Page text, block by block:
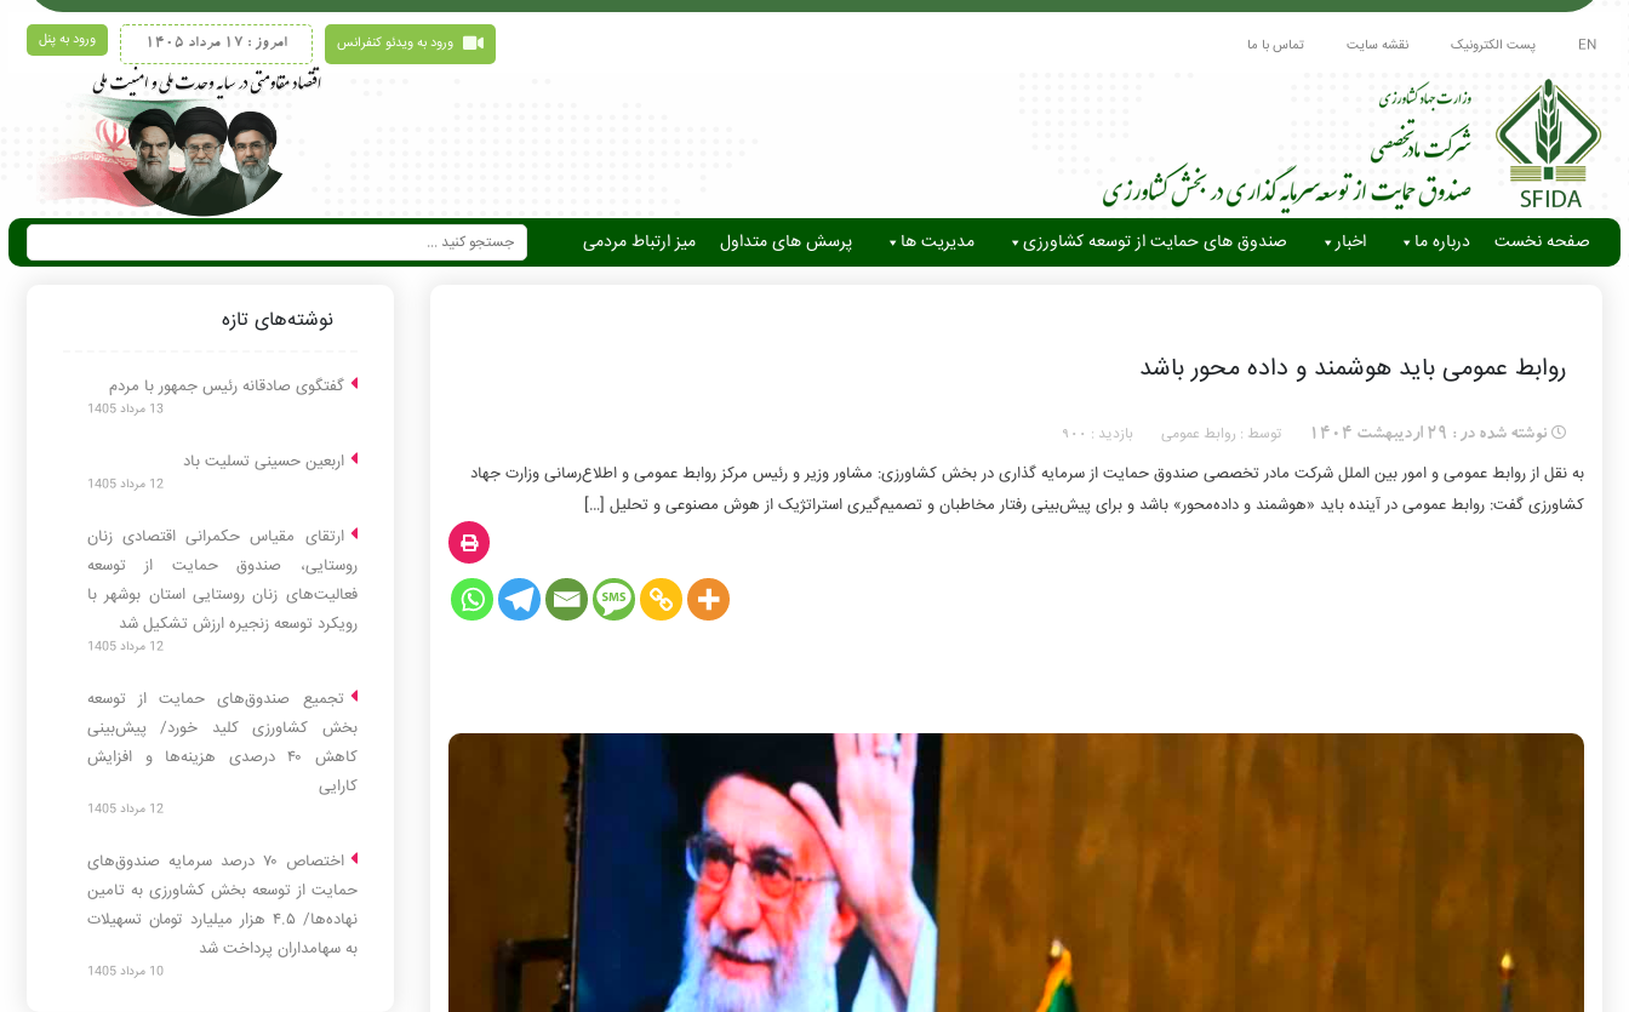
EN پست الکترونیک نقشه سایت تماس با ما ورود به پنل امروز : 17 مرداد 1405 ورود به ویدئو کنفرانس
صفحه نخست درباره ما اخبار صندوق های حمایت از توسعه کشاورزی مدیریت ها پرسش های متداول میز ارتباط مردمی
روابط عمومی باید هوشمند و داده محور باشد
نوشته شده در : 29 اردیبهشت 1404 توسط : روابط عمومی بازدید : 900
به نقل از روابط عمومی و امور بین الملل شرکت مادر تخصصی صندوق حمایت از سرمایه گذاری در بخش کشاورزی: مشاور وزیر و رئیس مرکز روابط عمومی و اطلاع‌رسانی وزارت جهاد
کشاورزی گفت: روابط عمومی در آینده باید «هوشمند و داده‌محور» باشد و برای پیش‌بینی رفتار مخاطبان و تصمیم‌گیری استراتژیک از هوش مصنوعی و تحلیل […]
نوشته‌های تازه
گفتگوی صادقانه رئیس جمهور با مردم
13 مرداد 1405
اربعین حسینی تسلیت باد
12 مرداد 1405
ارتقای مقیاس حکمرانی اقتصادی زنان
روستایی، صندوق حمایت از توسعه
فعالیت‌های زنان روستایی استان بوشهر با
رویکرد توسعه زنجیره ارزش تشکیل شد
12 مرداد 1405
تجمیع صندوق‌های حمایت از توسعه
بخش کشاورزی کلید خورد/ پیش‌بینی
کاهش ۴۰ درصدی هزینه‌ها و افزایش
کارایی
12 مرداد 1405
اختصاص ۷۰ درصد سرمایه صندوق‌های
حمایت از توسعه بخش کشاورزی به تامین
نهاده‌ها/ ۴.۵ هزار میلیارد تومان تسهیلات
به سهامداران پرداخت شد
10 مرداد 1405